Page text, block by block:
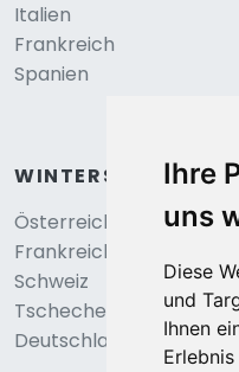
Ihre
uns
Diese
und
Ihnen
Italien
Frankreich
Spanien
WINTERSPORT
Österreich
Frankreich
Schweiz
Tschechei
Deutschland